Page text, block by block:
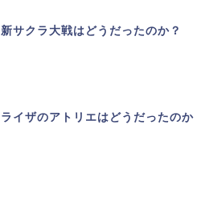
新サクラ大戦はどうだったのか？
ライザのアトリエはどうだったのか